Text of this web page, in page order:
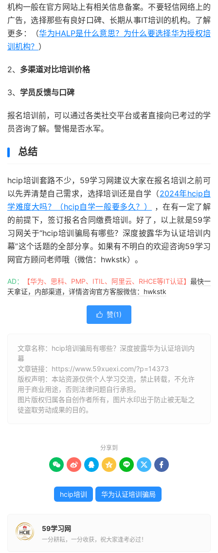
机构一般在官方网站上有相关信息备案。不要轻信网络上的
广告，选择那些有良好口碑、长期从事IT培训的机构。了解
更多：（华为HALP是什么意思？为什么要选择华为授权培
训机构？ ）
2、 多渠道对比培训价格
3、 学员反馈与口碑
报名培训前，可以通过各类社交平台或者直接向已考过的学
员咨询了解。警惕是否水军。
总结
hcip培训套路不少，59学习网建议大家在报名培训之前可
以先弄清楚自己需求，选择培训还是自学（2024年hcip自
学难度大吗？（hcip自学一般要多久？）
，在有一定了解
的前提下，签订报名合同缴费培训。好了，以上就是59学
习网关于“hcip培训骗局有哪些？深度披露华为认证培训内
幕”这个话题的全部分享。如果有不明白的欢迎咨询59学习
网官方顾问老师哦（微信：hwkstk）。
AD： 【华为、思科、PMP、ITIL、阿里云、RHCE等IT认证】 最快一
天拿证，内部渠道，详情咨询官方客服微信：hwkstk
 赞(1)
文章名称：hcip培训骗局有哪些？深度披露华为认证培训内
幕
文章链接： https://www.59xuexi.com/?p=14373
版权声明：本站资源仅供个人学习交流，禁止转载，不允许
用于商业用途，否则法律问题自行承担。
图片版权归属各自创作者所有，图片水印出于防止被无耻之
徒盗取劳动成果的目的。
分享到
      
hcip培训 华为认证培训骗局
59学习网
一分耕耘，一分收获，祝大家逢考必过！